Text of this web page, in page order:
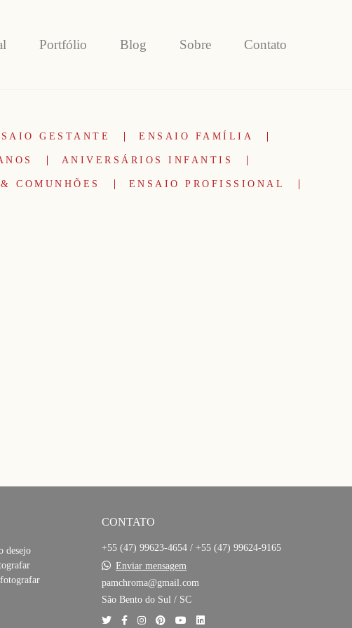
Portfólio Blog Sobre Contato
GESTANTE ENSAIO FAMÍLIA
ANIVERSÁRIOS INFANTIS
COMUNHÕES ENSAIO PROFISSIONAL
desejo
fotografar
CONTATO
+55 (47) 99623-4654 / +55 (47) 99624-9165
Enviar mensagem
pamchroma@gmail.com
São Bento do Sul / SC